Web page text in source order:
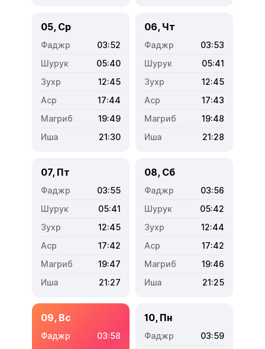
05, Ср
03:52
05:40
12:45
17:44
19:49
21:30
06, Чт
03:53
05:41
12:45
17:43
19:48
21:28
07, Пт
03:55
05:41
12:45
17:42
19:47
21:27
08, Сб
03:56
05:42
12:44
17:42
19:46
21:25
09, Вс
03:58
10, Пн
03:59